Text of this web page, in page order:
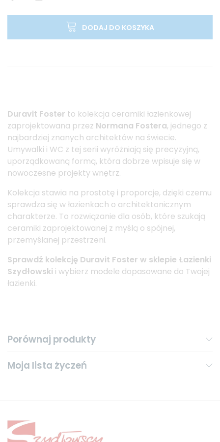
DODAJ DO KOSZYKA
Duravit Foster to kolekcja ceramiki łazienkowej
zaprojektowana przez Normana Fostera, jednego z
najbardziej znanych architektów na świecie.
Umywalki i WC z tej serii wyróżniają się precyzyjną,
uporządkowaną formą, która dobrze wpisuje się w
nowoczesne projekty wnętrz.
Kolekcja stawia na prostotę i proporcje, dzięki czemu
sprawdza się w łazienkach o architektonicznym
charakterze. To rozwiązanie dla osób, które szukają
ceramiki zaprojektowanej z myślą o spójnej,
przemyślanej przestrzeni.
Sprawdź kolekcję Duravit Foster w sklepie Łazienki
Szydłowski i wybierz modele dopasowane do Twojej
łazienki.
Porównaj produkty
Moja lista życzeń